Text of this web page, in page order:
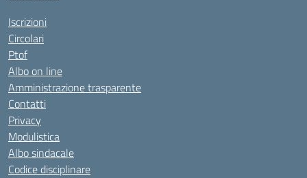
Iscrizioni
Circolari
Ptof
Albo on line
Amministrazione trasparente
Contatti
Privacy
Modulistica
Albo sindacale
Codice disciplinare